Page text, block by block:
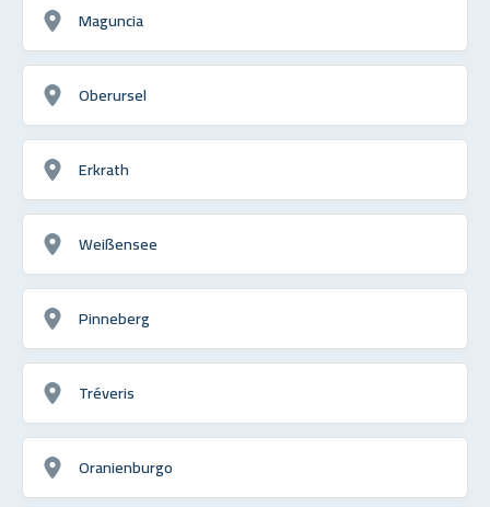
Maguncia
Oberursel
Erkrath
Weißensee
Pinneberg
Tréveris
Oranienburgo